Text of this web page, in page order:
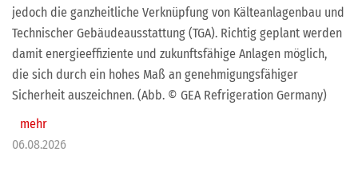
jedoch die ganzheitliche Verknüpfung von Kälteanlagenbau und
Technischer Gebäudeausstattung (TGA). Richtig geplant werden
damit energieeffiziente und zukunftsfähige Anlagen möglich,
die sich durch ein hohes Maß an genehmigungsfähiger
Sicherheit auszeichnen. (Abb. © GEA Refrigeration Germany)
mehr
06.08.2026